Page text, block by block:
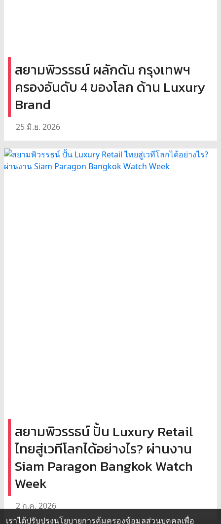
สยามพิวรรธน์ ผลักดัน กรุงเทพฯ
ครองอันดับ 4 ของโลก ด้าน Luxury
Brand
25 มิ.ย. 2026
สยามพิวรรธน์ ปั้น Luxury Retail
ไทยสู่เวทีโลกได้อย่างไร? ผ่านงาน
Siam Paragon Bangkok Watch
Week
2 ก.ค. 2026
เราได้ปรับปรุงนโยบายการคุ้มครองข้อมูลส่วนบุคคลเพื่อ